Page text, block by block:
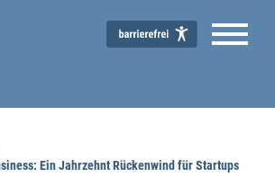
Ein Jahrzehnt Rückenwind für Startups